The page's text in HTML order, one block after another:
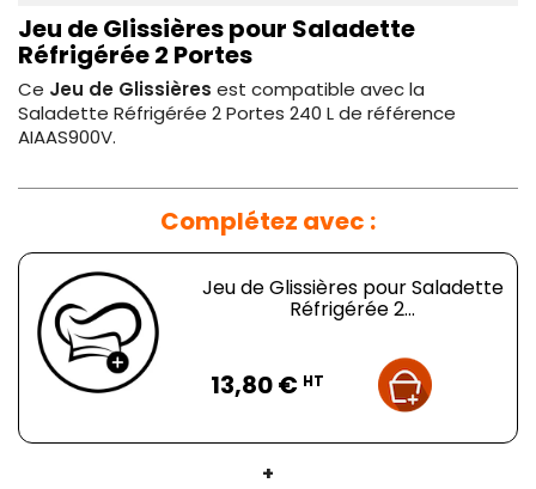
Jeu de Glissières pour Saladette
Réfrigérée 2 Portes
Ce Jeu de Glissières est compatible avec la
Saladette Réfrigérée 2 Portes 240 L de référence
AIAAS900V.
Complétez avec :
Jeu de Glissières pour Saladette
Réfrigérée 2...
13,80 € HT
+